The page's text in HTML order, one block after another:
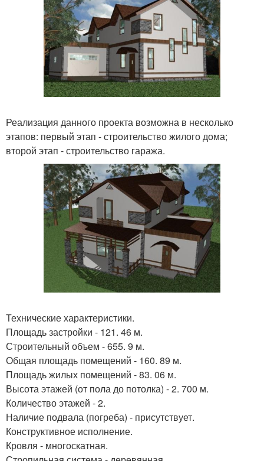
Реализация данного проекта возможна в несколько
этапов: первый этап - строительство жилого дома;
второй этап - строительство гаража.
Технические характеристики.
Площадь застройки - 121. 46 м.
Строительный объем - 655. 9 м.
Общая площадь помещений - 160. 89 м.
Площадь жилых помещений - 83. 06 м.
Высота этажей (от пола до потолка) - 2. 700 м.
Количество этажей - 2.
Наличие подвала (погреба) - присутствует.
Конструктивное исполнение.
Кровля - многоскатная.